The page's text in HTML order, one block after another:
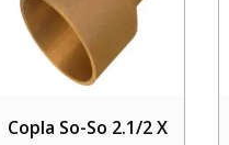
Copla So-So 2.1/2 X